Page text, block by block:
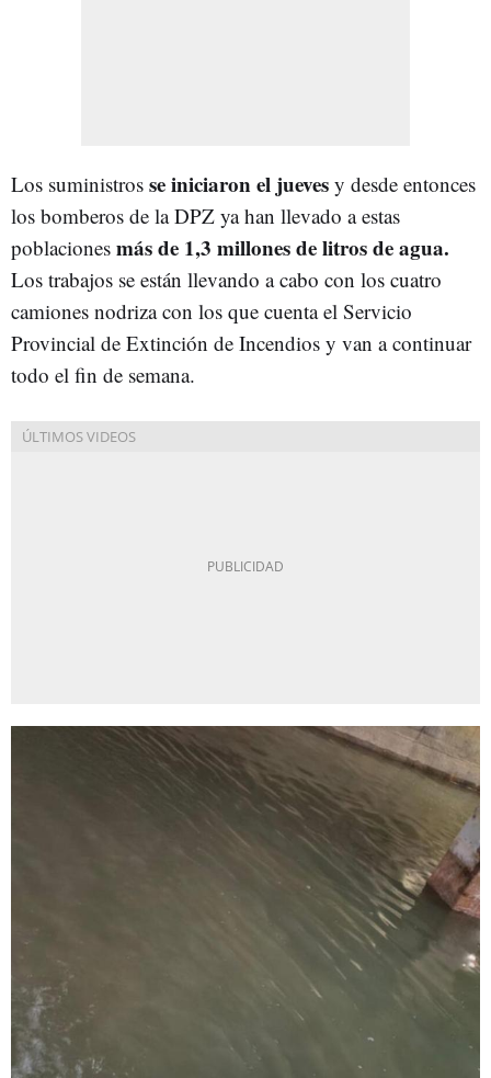
Los suministros se iniciaron el jueves y desde entonces
los bomberos de la DPZ ya han llevado a estas
poblaciones más de 1,3 millones de litros de agua.
Los trabajos se están llevando a cabo con los cuatro
camiones nodriza con los que cuenta el Servicio
Provincial de Extinción de Incendios y van a continuar
todo el fin de semana.